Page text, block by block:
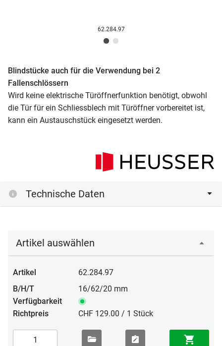
62.284.97
Blindstücke auch für die Verwendung bei 2
Fallenschlössern
Wird keine elektrische Türöffnerfunktion benötigt, obwohl
die Tür für ein Schliessblech mit Türöffner vorbereitet ist,
kann ein Austauschstück eingesetzt werden.
Technische Daten
Artikel auswählen
62.284.97
16/62/20 mm
CHF 129.00 / 1 Stück